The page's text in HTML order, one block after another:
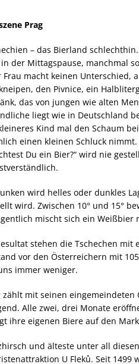
Prag
– das Bierland
der Mittagspause, manchmal
Frau macht keinen Unterschied,
den Pivnice, ein
das von jungen wie alten
liegt wie in Deutschland
Kind mal den Schaum
einen kleinen Schluck
Du ein Bier?“ wird nie
wird helles oder dunkles
wird. Zwischen 10° und 15°
mischt sich ein Weißbier
stehen die Tschechen mit
vor den Österreichern mit
immer weniger.
zählt mit seinen
Alle zwei, drei Monate
ihre eigenen Biere auf den
und älteste unter all
U Fleků. Seit 1499